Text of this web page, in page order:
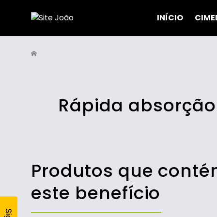
INÍCIO
Rápida absorção
Produtos que
este benefício